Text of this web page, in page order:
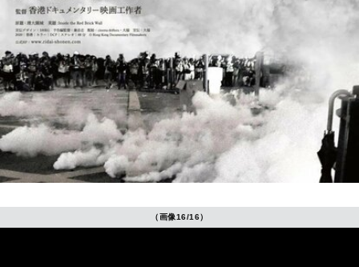
（画像16/16）